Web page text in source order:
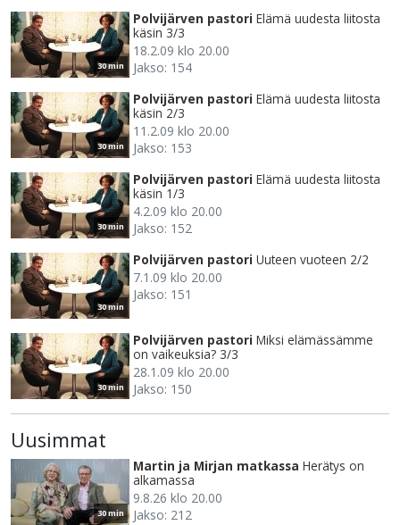
30 min
Polvijärven pastori Elämä uudesta liitosta
käsin 3/3
18.2.09 klo 20.00
Jakso: 154
30 min
Polvijärven pastori Elämä uudesta liitosta
käsin 2/3
11.2.09 klo 20.00
Jakso: 153
30 min
Polvijärven pastori Elämä uudesta liitosta
käsin 1/3
4.2.09 klo 20.00
Jakso: 152
30 min
Polvijärven pastori Uuteen vuoteen 2/2
7.1.09 klo 20.00
Jakso: 151
30 min
Polvijärven pastori Miksi elämässämme
on vaikeuksia? 3/3
28.1.09 klo 20.00
Jakso: 150
Uusimmat
30 min
Martin ja Mirjan matkassa Herätys on
alkamassa
9.8.26 klo 20.00
Jakso: 212